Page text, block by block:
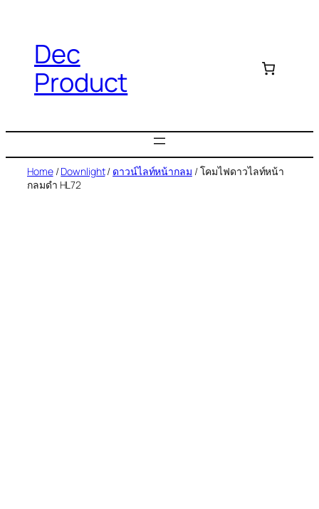
Dec
Product
Home/Downlight/ ดาวน์ไลท์หน้ากลม / โคมไฟดาวไลท์หน้า
กลมดำ HL72